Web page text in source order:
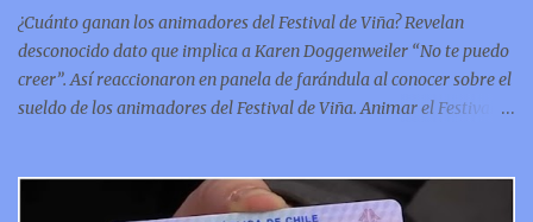
conmemorativa, sí, como lo lees, celebra un capítulo importante en
la hi...
¿Cuánto ganan los animadores del Festival de Viña? Revelan
desconocido dato que implica a Karen Doggenweiler “No te puedo
creer”. Así reaccionaron en panela de farándula al conocer sobre el
sueldo de los animadores del Festival de Viña. Animar el Festival
debería ser acorde. ¿Cuánto ganará Karen Doggenweiler y su